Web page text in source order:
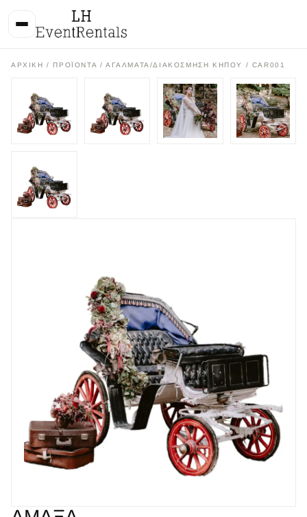
ΑΡΧΙΚΉ / ΠΡΟΪΌΝΤΑ /ΑΓΑΛΜΑΤΑ/ΔΙΑΚΟΣΜΗΣΗ ΚΗΠΟΥ / CAR001